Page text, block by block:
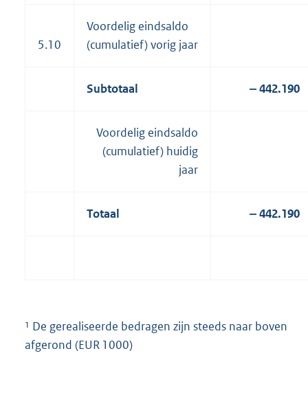
5.10
Voordelig eindsaldo
(cumulatief) vorig jaar
Subtotaal ‒ 442.190
Voordelig eindsaldo
(cumulatief) huidig
jaar
Totaal ‒ 442.190
¹ De gerealiseerde bedragen zijn steeds naar boven
afgerond (EUR 1000)